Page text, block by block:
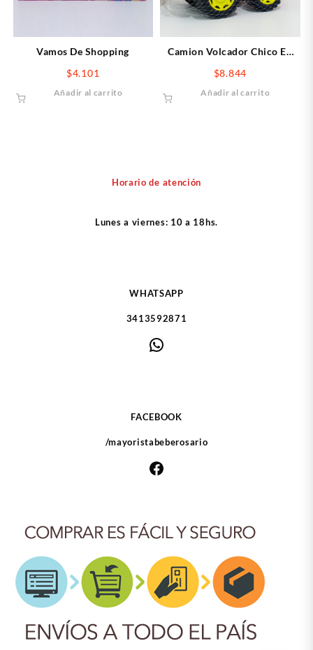
Vamos De Shopping
$4.101
Añadir al carrito
Camion Volcador Chico En
$8.844
Añadir al carrito
Horario de atención
Lunes a viernes: 10 a 18hs.
WHATSAPP
3413592871
WhatsApp
FACEBOOK
/mayoristabeberosario
Facebook